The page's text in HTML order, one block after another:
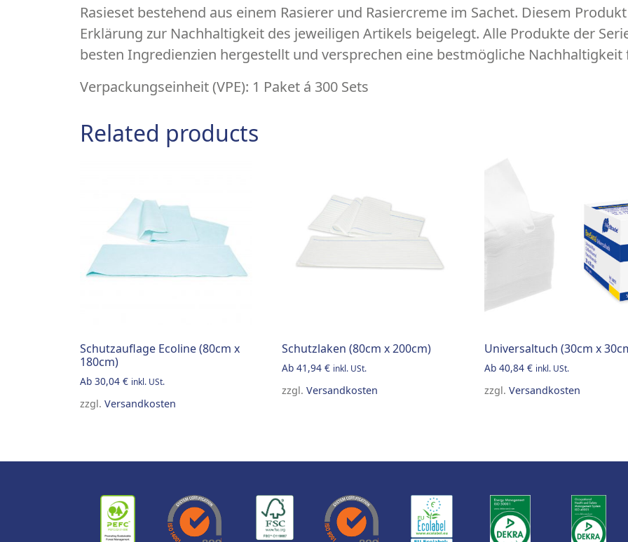
Rasieset bestehend aus einem Rasierer und Rasiercreme im Sachet. Diesem
Erklärung zur Nachhaltigkeit des jeweiligen Artikels beigelegt. Alle Produkte der
besten Ingredienzien hergestellt und versprechen eine bestmögliche
Verpackungseinheit (VPE): 1 Paket á 300 Sets
Related products
Schutzauflage Ecoline (80cm x
180cm)
Ab 30,04 € inkl. USt.
zzgl. Versandkosten
Schutzlaken (80cm x 200cm)
Ab41,94€ inkl. USt.
zzgl.Versandkosten
Universaltuch (30cm x
Ab 40,84 € inkl. USt.
zzgl. Versandkosten